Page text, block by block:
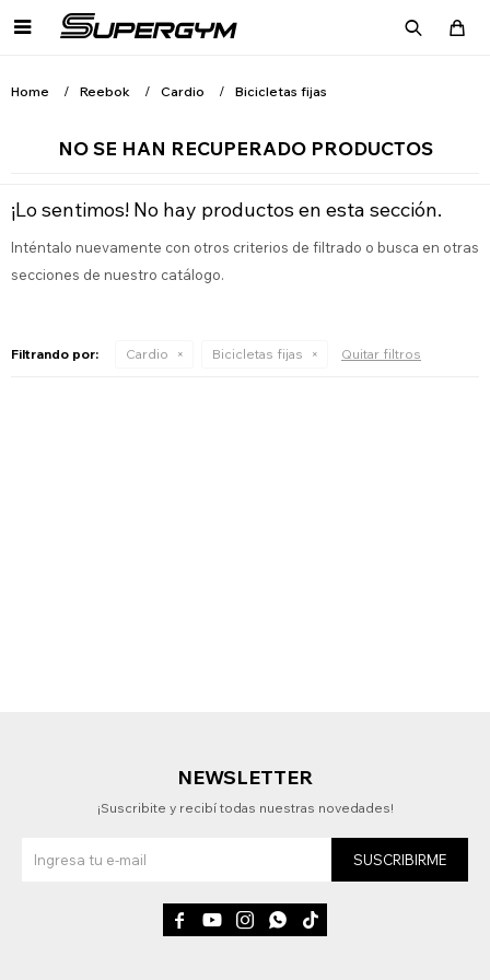

Home Reebok Cardio Bicicletas fijas
NO SE HAN RECUPERADO PRODUCTOS
¡Lo sentimos! No hay productos en esta sección.
Inténtalo nuevamente con otros criterios de filtrado o busca en otras
secciones de nuestro catálogo.
Filtrando por: Cardio Bicicletas fijas Quitar filtros
NEWSLETTER
¡Suscribite y recibí todas nuestras novedades!
SUSCRIBIRME
    